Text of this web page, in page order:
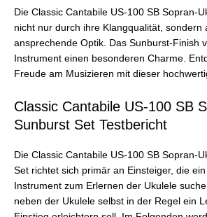
Die Classic Cantabile US-100 SB Sopran-
nicht nur durch ihre Klangqualität, sondern
ansprechende Optik. Das Sunburst-Finish
Instrument einen besonderen Charme.
Freude am Musizieren mit dieser
Classic Cantabile US-100 SB
Sunburst Set Testbericht
Die Classic Cantabile US-100 SB Sopran-
Set richtet sich primär an Einsteiger, die
Instrument zum Erlernen der Ukulele
neben der Ukulele selbst in der Regel ein